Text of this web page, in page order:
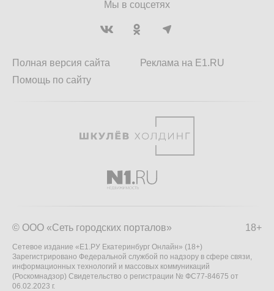
Мы в соцсетях
Полная версия сайта
Помощь по сайту
Реклама на E1.RU
18+
© ООО «Сеть городских порталов»
Сетевое издание «Е1.РУ Екатеринбург Онлайн» (18+)
Зарегистрировано Федеральной службой по надзору в сфере связи,
информационных технологий и массовых коммуникаций
(Роскомнадзор) Свидетельство о регистрации № ФС77-84675 от
06.02.2023 г.